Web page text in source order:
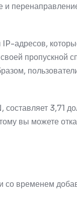
и
адресов,
пропускной
составляет 3,71
вы можете
со временем